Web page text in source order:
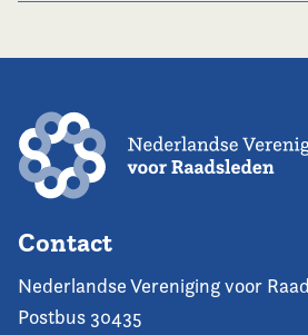
Contact
Nederlandse Vereniging voor
Postbus 30435